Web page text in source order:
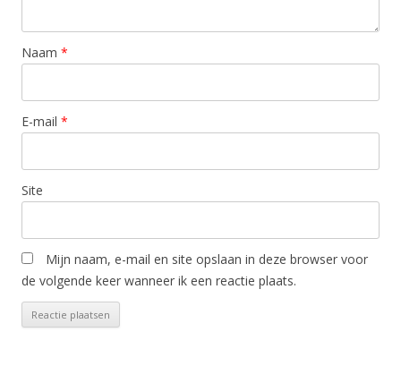
Naam *
E-mail *
Site
Mijn naam, e-mail en site opslaan in deze browser voor
de volgende keer wanneer ik een reactie plaats.